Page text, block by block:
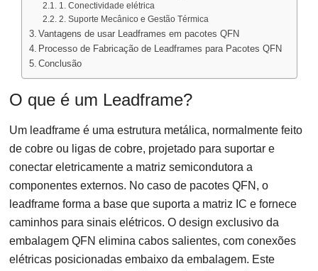
1. Conectividade elétrica
2. Suporte Mecânico e Gestão Térmica
Vantagens de usar Leadframes em pacotes QFN
Processo de Fabricação de Leadframes para Pacotes QFN
Conclusão
O que é um Leadframe?
Um leadframe é uma estrutura metálica, normalmente feito
de cobre ou ligas de cobre, projetado para suportar e
conectar eletricamente a matriz semicondutora a
componentes externos. No caso de pacotes QFN, o
leadframe forma a base que suporta a matriz IC e fornece
caminhos para sinais elétricos. O design exclusivo da
embalagem QFN elimina cabos salientes, com conexões
elétricas posicionadas embaixo da embalagem. Este